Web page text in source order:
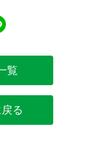
覧
る